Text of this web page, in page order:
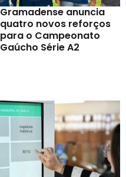
Gramadense anuncia
quatro novos reforços
para o Campeonato
Gaúcho Série A2